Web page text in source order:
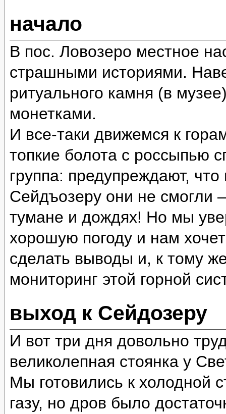
начало
В пос. Ловозеро местное
страшными историями.
ритуального камня (в
монетками.
И все-таки движемся к
топкие болота с россыпью
группа: предупреждают,
Сейдъозеру они не смогли
тумане и дождях! Но мы
хорошую погоду и нам
сделать выводы и, к тому
мониторинг этой горной
выход к Сейдозеру
И вот три дня довольно
великолепная стоянка у
Мы готовились к холодной
газу, но дров было